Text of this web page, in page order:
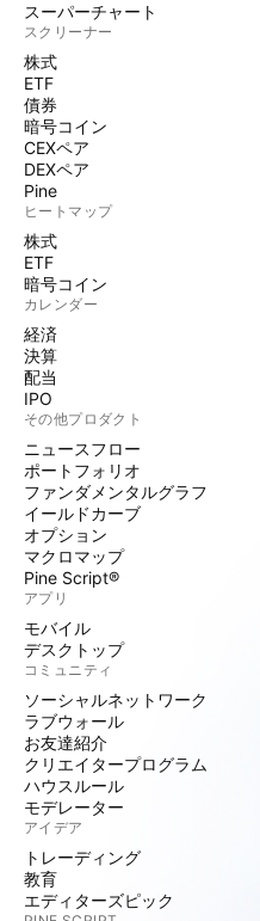
スーパーチャート
スクリーナー
株式
ETF
債券
暗号コイン
CEXペア
DEXペア
Pine
ヒートマップ
株式
ETF
暗号コイン
カレンダー
経済
決算
配当
IPO
その他プロダクト
ニュースフロー
ポートフォリオ
ファンダメンタルグラフ
イールドカーブ
オプション
マクロマップ
Pine Script®
アプリ
モバイル
デスクトップ
コミュニティ
ソーシャルネットワーク
ラブウォール
お友達紹介
クリエイタープログラム
ハウスルール
モデレーター
アイデア
トレーディング
教育
エディターズピック